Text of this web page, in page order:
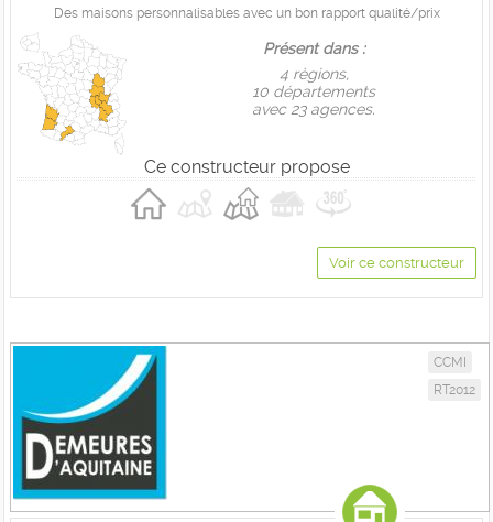
Des maisons personnalisables avec un bon rapport qualité/prix
Présent dans :
4 règions,
10 départements
avec 23 agences.
Ce constructeur propose
Voir ce constructeur
CCMI
RT2012